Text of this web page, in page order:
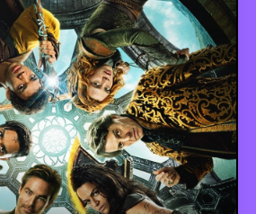
ART
JEUX-VIDÉO
VINTAGE
PEOPLE